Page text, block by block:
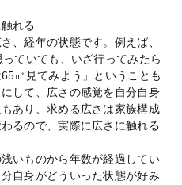
れる
、経年の状態です。例えば、
ていても、いざ行ってみたら
㎡見てみよう」ということも
して、広さの感覚を自分自身
あり、求める広さは家族構成
るので、実際に広さに触れる
いものから年数が経過してい
自身がどういった状態が好み